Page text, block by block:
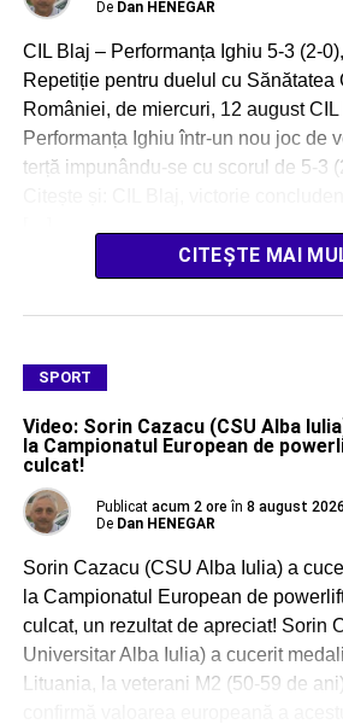
De Dan HENEGAR
CIL Blaj – Performanța Ighiu 5-3 (2-
Repetiție pentru duelul cu Sănătatea
României, de miercuri, 12 august
Performanța Ighiu într-un nou joc de
terță impunându-se cu scorul de 5-3
CITEȘTE MAI
SPORT
Video: Sorin Cazacu (CSU Alba
la Campionatul European de
culcat!
Publicat acum 2 ore în 8 august 2026
De Dan HENEGAR
Sorin Cazacu (CSU Alba Iulia) a
la Campionatul European de
culcat, un rezultat de apreciat! Sorin
Universitar Alba Iulia) a cucerit
Lituania, la veterani M2 (50-59 de